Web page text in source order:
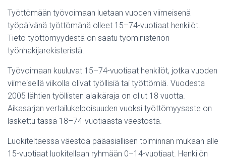
Työttömään työvoimaan luetaan vuoden viimeisenä
työpäivänä työttömänä olleet 15–74-vuotiaat henkilöt.
Tieto työttömyydestä on saatu työministeriön
työnhakijarekisteristä.
Työvoimaan kuuluvat 15–74-vuotiaat henkilöt, jotka vuoden
viimeisellä viikolla olivat työllisiä tai työttömiä. Vuodesta
2005 lähtien työllisten alaikäraja on ollut 18 vuotta.
Aikasarjan vertailukelpoisuuden vuoksi työttömyysaste on
laskettu tässä 18–74-vuotiaasta väestöstä.
Luokiteltaessa väestöä pääasiallisen toiminnan mukaan alle
15-vuotiaat luokitellaan ryhmään 0–14-vuotiaat. Henkilön